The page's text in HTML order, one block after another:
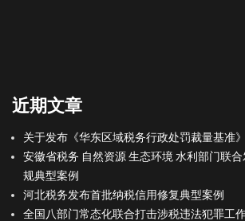
近期文章
关于发布《华东区域税务行政处罚裁量基准
安徽省税务 自然资源 生态环境 水利部门联
规典型案例
河北税务发布首批纳税信用修复典型案例
全国八部门常态化联合打击涉税违法犯罪工